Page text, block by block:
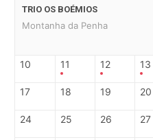
TRIO OS BOÉMIOS
Montanha da Penha
10 11 12 13
17 18 19 20
24 25 26 27